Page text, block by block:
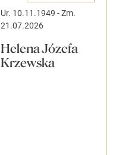
Ur. 10.11.1949 -Zm.
21.07.2026
Helena Józefa
Krzewska